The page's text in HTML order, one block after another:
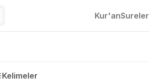
Kur'anSureler
Kelimeler